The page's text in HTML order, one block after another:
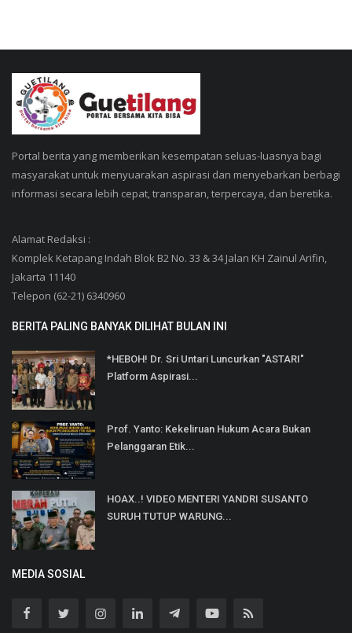
Portal berita yang memberikan kesempatan seluas-luasnya bagi
masyarakat untuk menyuarakan aspirasi dan menyebarkan berbagi
informasi secara lebih cepat, transparan, terpercaya, dan beretika.
Alamat Redaksi :
Komplek Ketapang Indah Blok B2 No. 33 & 34 Jalan KH Zainul Arifin,
Jakarta 11140
Telepon (62-21) 6340960
BERITA PALING BANYAK DILIHAT BULAN INI
*HEBOH! Dr. Sri Untari Luncurkan "ASTARI"
Platform Aspirasi...
Prof. Yanto: Kekeliruan Hukum Acara Bukan
Pelanggaran Etik...
HOAX..! VIDEO MENTERI YANDRI SUSANTO
SURUH TUTUP WARUNG...
MEDIA SOSIAL